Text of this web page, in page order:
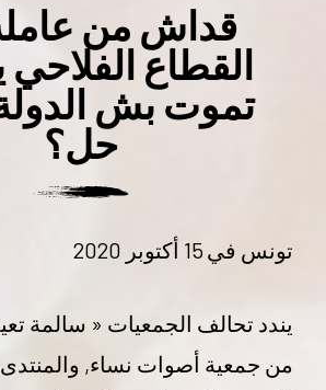
قداش من
القطاع الفلاحي
تموت بش
حل؟
تونس في 15 أكتوبر 2020
يندد تحالف الجمعيات « سالمة
من جمعية أصوات نساء,